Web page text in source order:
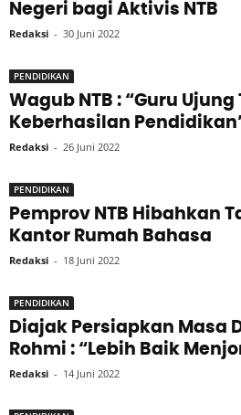
Negeri bagi Aktivis NTB
Redaksi - 30 Juni 2022
PENDIDIKAN
Wagub NTB : “Guru
Keberhasilan
Redaksi - 26 Juni 2022
PENDIDIKAN
Pemprov NTB Hibahkan
Kantor Rumah Bahasa
Redaksi - 18 Juni 2022
PENDIDIKAN
Diajak Persiapkan Masa
Rohmi : “Lebih Baik
Redaksi - 14 Juni 2022